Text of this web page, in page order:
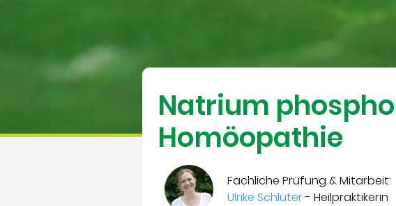
Natrium
Homöopathie
Fachliche Prüfung & Mitarbeit:
Ulrike Schlüter- Heilpraktikerin